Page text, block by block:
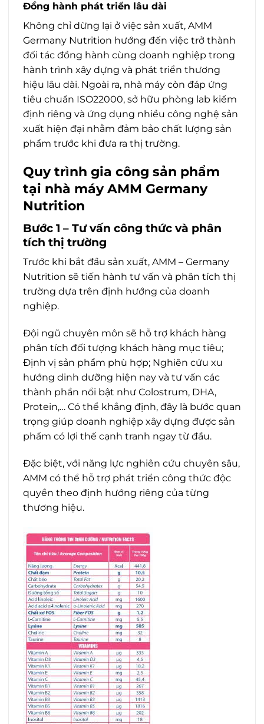
Đồng hành phát triển lâu dài
Không chỉ dừng lại ở việc sản xuất, AMM
Germany Nutrition hướng đến việc trở thành
đối tác đồng hành cùng doanh nghiệp trong
hành trình xây dựng và phát triển thương
hiệu lâu dài. Ngoài ra, nhà máy còn đáp ứng
tiêu chuẩn ISO22000, sở hữu phòng lab kiểm
định riêng và ứng dụng nhiều công nghệ sản
xuất hiện đại nhằm đảm bảo chất lượng sản
phẩm trước khi đưa ra thị trường.
Quy trình gia công sản phẩm
tại nhà máy AMM Germany
Nutrition
Bước 1 – Tư vấn công thức và phân
tích thị trường
Trước khi bắt đầu sản xuất, AMM – Germany
Nutrition sẽ tiến hành tư vấn và phân tích thị
trường dựa trên định hướng của doanh
nghiệp.
Đội ngũ chuyên môn sẽ hỗ trợ khách hàng
phân tích đối tượng khách hàng mục tiêu;
Định vị sản phẩm phù hợp; Nghiên cứu xu
hướng dinh dưỡng hiện nay và tư vấn các
thành phần nổi bật như Colostrum, DHA,
Protein,… Có thể khẳng định, đây là bước quan
trọng giúp doanh nghiệp xây dựng được sản
phẩm có lợi thế cạnh tranh ngay từ đầu.
Đặc biệt, với năng lực nghiên cứu chuyên sâu,
AMM có thể hỗ trợ phát triển công thức độc
quyền theo định hướng riêng của từng
thương hiệu.